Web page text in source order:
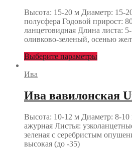
Высота: 15-20 м Диаметр: 15-
полусфера Годовой прирост:
ланцетовидная Длина листа:
оливково-зеленый, осенью
Выберите параметры
Ива
Ива вавилонская
Высота: 10-12 м Диаметр: 8-10
ажурная Листья:
зеленая с серебристым
высокая (до -35)